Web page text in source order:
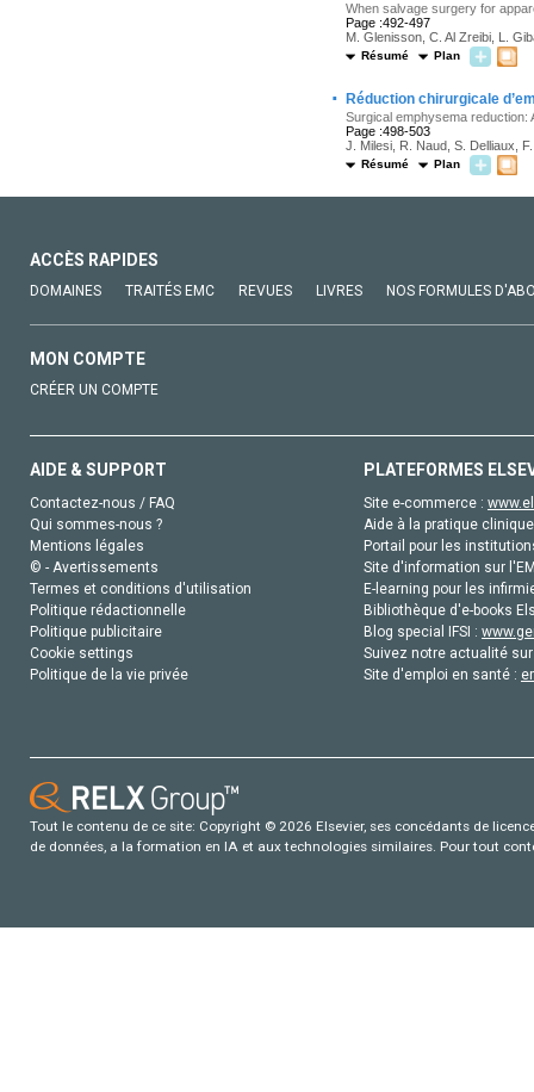
When salvage surgery for
Page :492-497
M. Glenisson, C. Al Zreibi, L.
Résumé Plan
· Réduction chirurgicale
Surgical emphysema reduction:
Page :498-503
J. Milesi, R. Naud, S. Delliaux,
Résumé Plan
ACCÈS RAPIDES
DOMAINES TRAITÉS EMC REVUES LIVRES NOS FORMULES
MON COMPTE
CRÉER UN COMPTE
AIDE & SUPPORT
Contactez-nous / FAQ
Qui sommes-nous ?
Mentions légales
© - Avertissements
Termes et conditions d'utilisation
Politique rédactionnelle
Politique publicitaire
Cookie settings
Politique de la vie privée
PLATEFORMES
Site e-commerce :
Aide à la pratique
Portail pour les
Site d'information sur
E-learning pour les
Bibliothèque d'e-books
Blog special IFSI :
Suivez notre actualité
Site d'emploi en santé :
Tout le contenu de ce site: Copyright © 2026 Elsevier, ses concédants de
de données, a la formation en IA et aux technologies similaires. Pour tout